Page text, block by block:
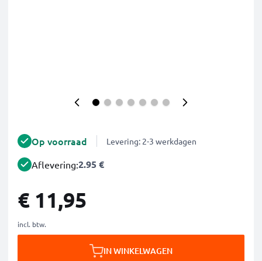
Op voorraad Levering: 2-3 werkdagen
Aflevering:2.95 €
€ 11,95
incl. btw.
IN WINKELWAGEN